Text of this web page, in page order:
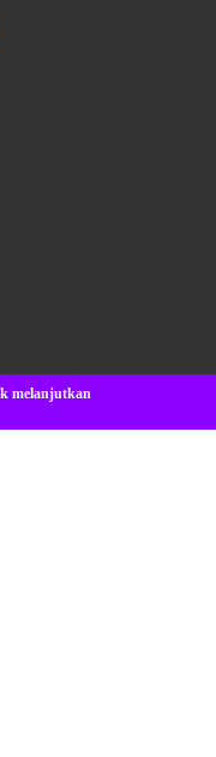
melanjutkan